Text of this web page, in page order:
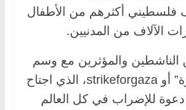
نحو 18 ألف فلسطيني أكثرهم من الأطفال
الآلاف من المدنيين.
الناشطين والمؤثرين مع وسم
“إضراب من أجل غزة” أو strikeforgaza، الذي اجتاح
للإضراب في كل العالم